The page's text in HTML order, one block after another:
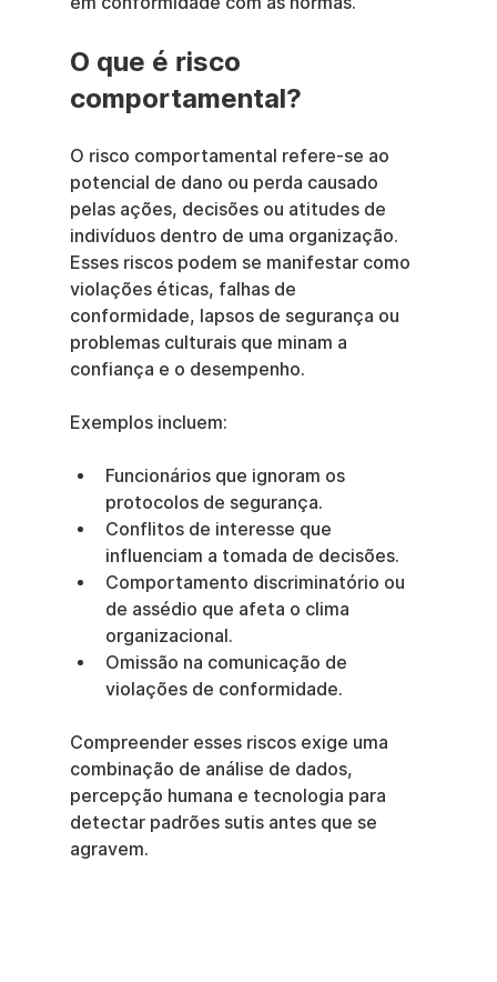
O que é risco
comportamental?
O risco comportamental refere-se ao
potencial de dano ou perda causado
pelas ações, decisões ou atitudes de
indivíduos dentro de uma organização.
Esses riscos podem se manifestar como
violações éticas, falhas de
conformidade, lapsos de segurança ou
problemas culturais que minam a
confiança e o desempenho.
Exemplos incluem:
Funcionários que ignoram os
protocolos de segurança.
Conflitos de interesse que
influenciam a tomada de decisões.
Comportamento discriminatório ou
de assédio que afeta o clima
organizacional.
Omissão na comunicação de
violações de conformidade.
Compreender esses riscos exige uma
combinação de análise de dados,
percepção humana e tecnologia para
detectar padrões sutis antes que se
agravem.